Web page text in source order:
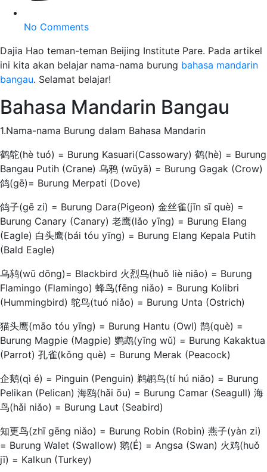
No Comments
Dajia Hao teman-teman Beijing Institute Pare. Pada artikel
ini kita akan belajar nama-nama burung bahasa mandarin
bangau. Selamat belajar!
Bahasa Mandarin Bangau
1.Nama-nama Burung dalam Bahasa Mandarin
鹤鸵(hè tuó) = Burung Kasuari(Cassowary) 鹤(hè) = Burung
Bangau Putih (Crane) 乌鸦 (wūyā) = Burung Gagak (Crow)
鸽(gē)= Burung Merpati (Dove)
鸽子(gē zi) = Burung Dara(Pigeon) 金丝雀(jīn sī què) =
Burung Canary (Canary) 老鹰(lǎo yīng) = Burung Elang
(Eagle) 白头鹰(bái tóu yīng) = Burung Elang Kepala Putih
(Bald Eagle)
乌鸫(wū dōng)= Blackbird 火烈鸟(huǒ liè niǎo) = Burung
Flamingo (Flamingo) 蜂鸟(fēng niǎo) = Burung Kolibri
(Hummingbird) 鸵鸟(tuó niǎo) = Burung Unta (Ostrich)
猫头鹰(māo tóu yīng) = Burung Hantu (Owl) 鹊(què) =
Burung Magpie (Magpie) 鹦鹉(yīng wǔ) = Burung Kakaktua
(Parrot) 孔雀(kǒng què) = Burung Merak (Peacock)
企鹅(qì é) = Pinguin (Penguin) 鹈鹕鸟(tí hú niǎo) = Burung
Pelikan (Pelican) 海鸥(hǎi ōu) = Burung Camar (Seagull) 海
鸟(hǎi niǎo) = Burung Laut (Seabird)
知更鸟(zhī gēng niǎo) = Burung Robin (Robin) 燕子(yàn zi)
= Burung Walet (Swallow) 鹅(É) = Angsa (Swan) 火鸡(huǒ
jī) = Kalkun (Turkey)